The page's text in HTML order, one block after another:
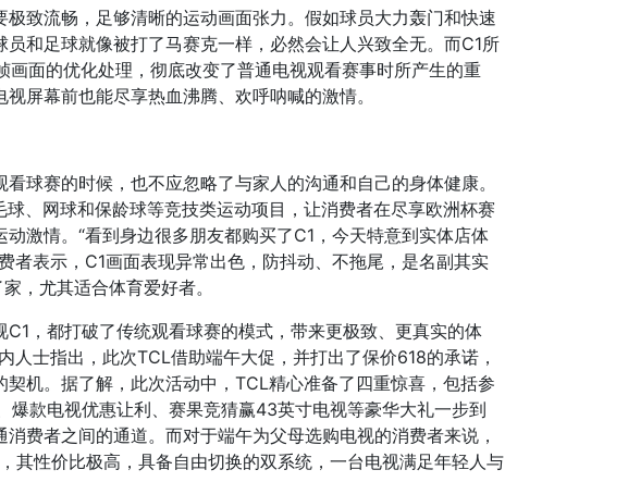
致流畅，足够清晰的运动画面张力。假如球员大力轰门和快速
和足球就像被打了马赛克一样，必然会让人兴致全无。而C1所
面的优化处理，彻底改变了普通电视观看赛事时所产生的重
屏幕前也能尽享热血沸腾、欢呼呐喊的激情。
球赛的时候，也不应忽略了与家人的沟通和自己的身体健康。
、网球和保龄球等竞技类运动项目，让消费者在尽享欧洲杯赛
激情。“看到身边很多朋友都购买了C1，今天特意到实体店体
者表示，C1画面表现异常出色，防抖动、不拖尾，是名副其实
，尤其适合体育爱好者。
，都打破了传统观看球赛的模式，带来更极致、更真实的体
人士指出，此次TCL借助端午大促，并打出了保价618的承诺，
机。据了解，此次活动中，TCL精心准备了四重惊喜，包括参
爆款电视优惠让利、赛果竞猜赢43英寸电视等豪华大礼一步到
费者之间的通道。而对于端午为父母选购电视的消费者来说，
其性价比极高，具备自由切换的双系统，一台电视满足年轻人与